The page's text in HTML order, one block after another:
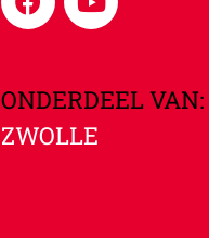
ONDERDEEL VAN:
ZWOLLE